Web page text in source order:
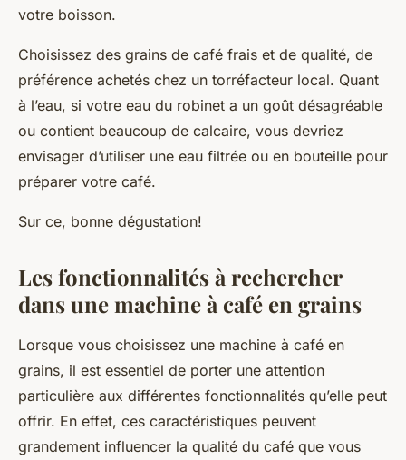
votre boisson.
Choisissez des grains de café frais et de qualité, de
préférence achetés chez un torréfacteur local. Quant
à l’eau, si votre eau du robinet a un goût désagréable
ou contient beaucoup de calcaire, vous devriez
envisager d’utiliser une eau filtrée ou en bouteille pour
préparer votre café.
Sur ce, bonne dégustation!
Les fonctionnalités à rechercher
dans une machine à café en grains
Lorsque vous choisissez une machine à café en
grains, il est essentiel de porter une attention
particulière aux différentes fonctionnalités qu’elle peut
offrir. En effet, ces caractéristiques peuvent
grandement influencer la qualité du café que vous